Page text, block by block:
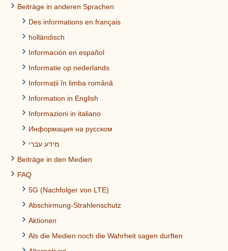
Beiträge in anderen Sprachen
Des informations en français
holländisch
Información en español
Informatie op nederlands
Informații în limba română
Information in English
Informazioni in italiano
Информация на русском
מידע עברי
Beiträge in den Medien
FAQ
5G (Nachfolger von LTE)
Abschirmung-Strahlenschutz
Aktionen
Als die Medien noch die Wahrheit sagen durften